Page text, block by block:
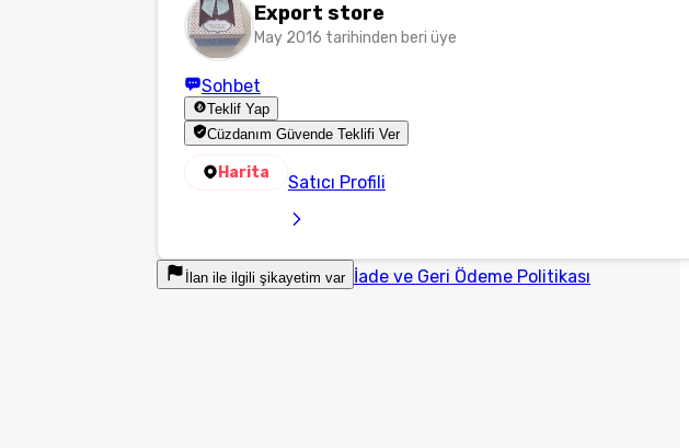
Export store
May 2016 tarihinden beri üye
Sohbet
Teklif Yap
Cüzdanım Güvende Teklifi Ver
Harita Satıcı Profili
İlan ile ilgili şikayetim var İade ve Geri Ödeme Politikası